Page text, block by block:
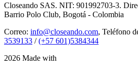
Closeando SAS. NIT: 901992703-3.
Barrio Polo Club, Bogotá - Colombia
Correo: info@closeando.com, Teléfono
3539133 /(+57 601)5384344
2026 Made with